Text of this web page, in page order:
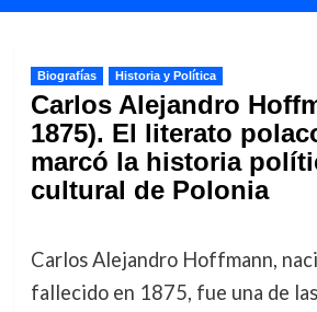
Biografías Historia y Política
Carlos Alejandro
1875). El literato
marcó la historia
cultural de Polonia
Carlos Alejandro Hoffmann,
fallecido en 1875, fue una de